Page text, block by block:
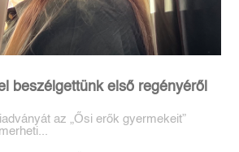
beszélgettünk első regényéről
az „Ősi erők gyermekeit”